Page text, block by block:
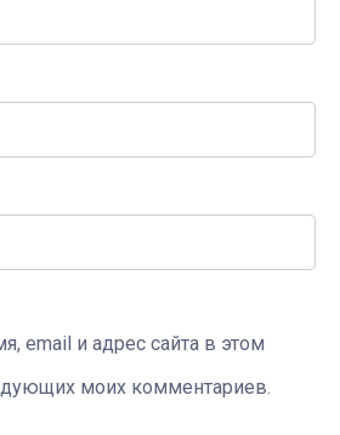
email и адрес сайта в этом
моих комментариев.